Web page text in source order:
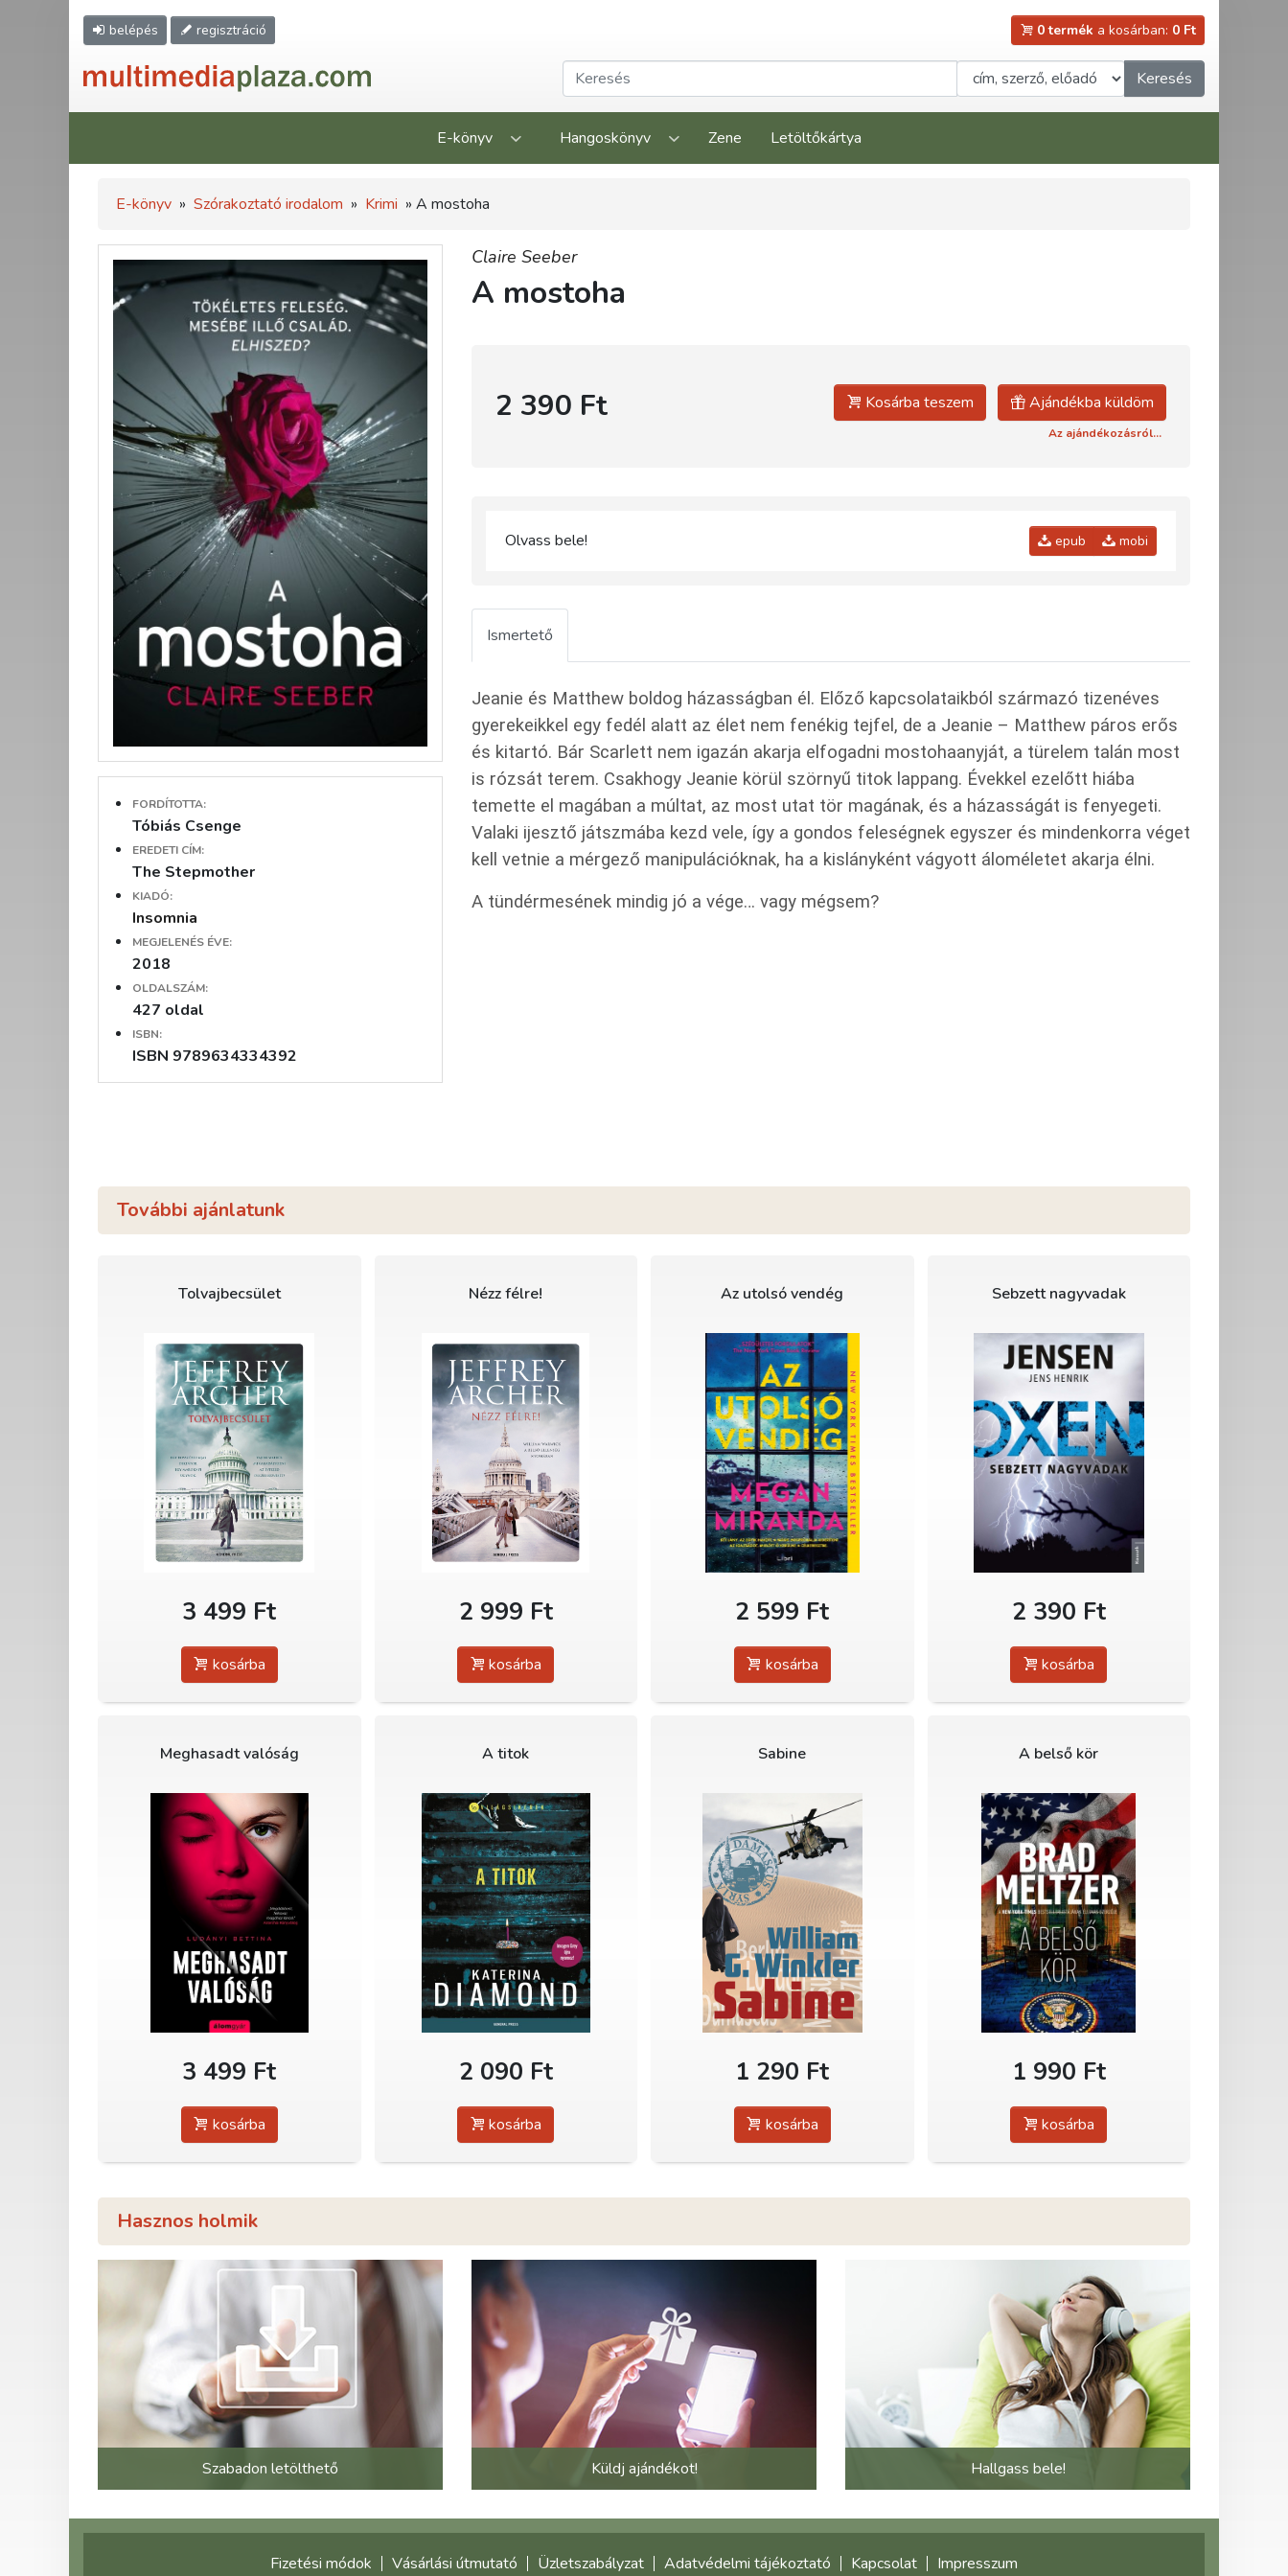
belépés regisztráció 0 termék a kosárban: 0 Ft
Keresés
E-könyv Hangoskönyv Zene Letöltőkártya
E-könyv » Szórakoztató irodalom » Krimi » A mostoha
FORDÍTOTTA:
Tóbiás Csenge
EREDETI CÍM:
The Stepmother
KIADÓ:
Insomnia
MEGJELENÉS ÉVE:
2018
OLDALSZÁM:
427 oldal
ISBN:
ISBN 9789634334392
Claire Seeber
A mostoha
2 390 Ft Kosárba teszem Ajándékba küldöm
Az ajándékozásról...
Olvass bele! epub mobi
Ismertető
Jeanie és Matthew boldog házasságban él. Előző kapcsolataikból származó tizenéves
gyerekeikkel egy fedél alatt az élet nem fenékig tejfel, de a Jeanie – Matthew páros erős
és kitartó. Bár Scarlett nem igazán akarja elfogadni mostohaanyját, a türelem talán most
is rózsát terem. Csakhogy Jeanie körül szörnyű titok lappang. Évekkel ezelőtt hiába
temette el magában a múltat, az most utat tör magának, és a házasságát is fenyegeti.
Valaki ijesztő játszmába kezd vele, így a gondos feleségnek egyszer és mindenkorra véget
kell vetnie a mérgező manipulációknak, ha a kislányként vágyott áloméletet akarja élni.
A tündérmesének mindig jó a vége… vagy mégsem?
További ajánlatunk
Tolvajbecsület
3 499 Ft
kosárba
Nézz félre!
2 999 Ft
kosárba
Az utolsó vendég
2 599 Ft
kosárba
Sebzett nagyvadak
2 390 Ft
kosárba
Meghasadt valóság
3 499 Ft
kosárba
A titok
2 090 Ft
kosárba
Sabine
1 290 Ft
kosárba
A belső kör
1 990 Ft
kosárba
Hasznos holmik
Szabadon letölthető Küldj ajándékot! Hallgass bele!
Fizetési módok Vásárlási útmutató Üzletszabályzat Adatvédelmi tájékoztató Kapcsolat Impresszum